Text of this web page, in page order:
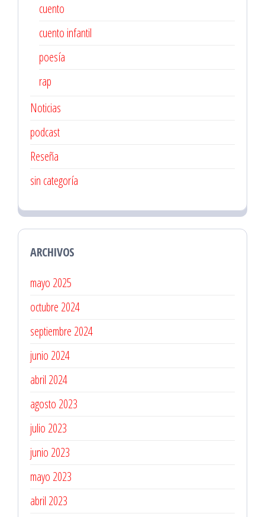
cuento
cuento infantil
poesía
rap
Noticias
podcast
Reseña
sin categoría
ARCHIVOS
mayo 2025
octubre 2024
septiembre 2024
junio 2024
abril 2024
agosto 2023
julio 2023
junio 2023
mayo 2023
abril 2023